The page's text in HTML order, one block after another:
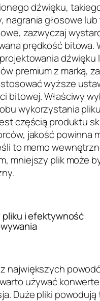
dźwięku,
nagrania głosowe
zazwyczaj
prędkość bitowa.
dźwięku
premium z marką,
wyższe
bitowej. Właściwy
wykorzystania
częścią produktu
jakość powinna
to memo
mniejszy plik może
pliku i efektywność
największych
używać
Duże pliki powodują